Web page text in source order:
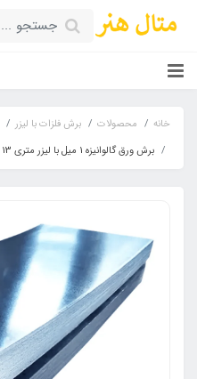
خانه محصولات برش فلزات با لیزر
برش ورق گالوانیزه 1 میل با لیزر متری 13 هزار تومان